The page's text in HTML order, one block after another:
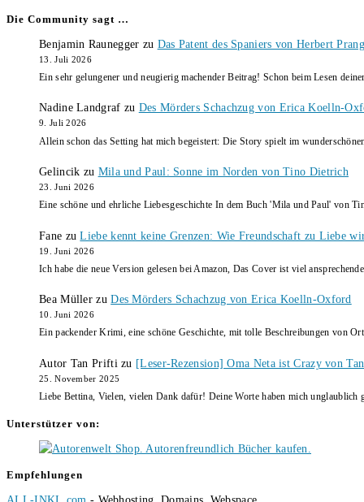
Die Community sagt …
Benjamin Raunegger zu Das Patent des Spaniers von Herbert
13. Juli 2026
Ein sehr gelungener und neugierig machender Beitrag! Schon beim Lesen
Nadine Landgraf zu Des Mörders Schachzug von Erica Koelln-
9. Juli 2026
Allein schon das Setting hat mich begeistert: Die Story spielt im
Gelincik zu Mila und Paul: Sonne im Norden von Tino Dietrich
23. Juni 2026
Eine schöne und ehrliche Liebesgeschichte In dem Buch 'Mila und Paul' von
Fane zuLiebe kennt keine Grenzen: Wie Freundschaft zu Liebe
19. Juni 2026
Ich habe die neue Version gelesen bei Amazon, Das Cover ist viel
Bea Müller zuDes Mörders Schachzug von Erica Koelln-Oxford
10. Juni 2026
Ein packender Krimi, eine schöne Geschichte, mit tolle Beschreibungen von
Autor Tan Prifti zu [Leser-Rezension] Oma Neta ist Crazy von
25. November 2025
Liebe Bettina, Vielen, vielen Dank dafür! Deine Worte haben mich unglaublich
Unterstützer von:
Empfehlungen